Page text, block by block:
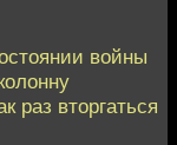
войны
раз вторгаться